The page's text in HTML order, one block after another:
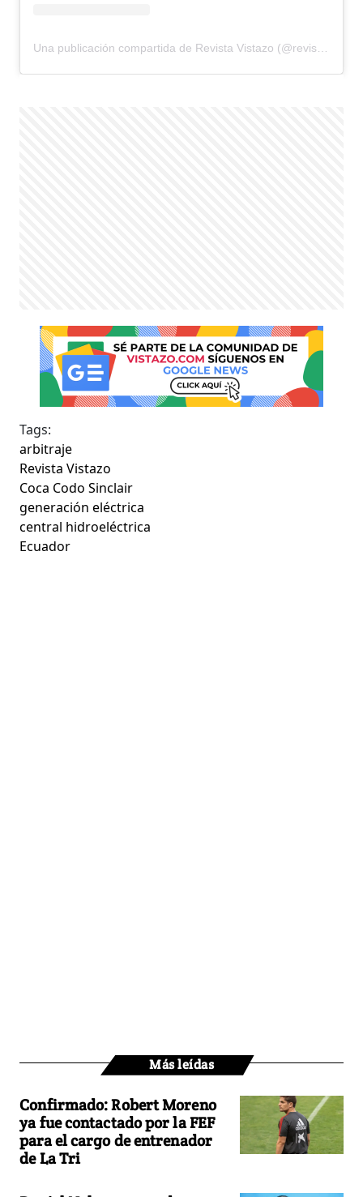
Tags:
arbitraje
Revista Vistazo
Coca Codo Sinclair
generación eléctrica
central hidroeléctrica
Ecuador
Más leídas
Confirmado: Robert Moreno
ya fue contactado por la FEF
para el cargo de entrenador
de La Tri